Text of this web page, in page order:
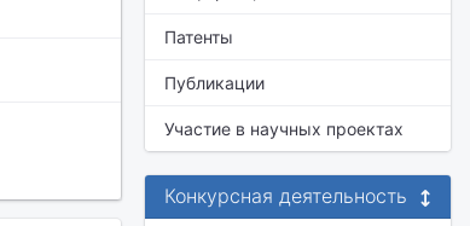
Патенты
Публикации
Участие в научных проектах
Конкурсная деятельность